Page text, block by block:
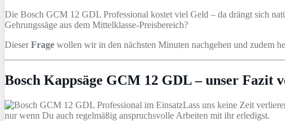
Die Bosch GCM 12 GDL Professional kostet viel Geld – da drängt sich
Gehrungssäge aus dem Mittelklasse-Preisbereich?
DieserFrage wollen wir in den nächsten Minuten nachgehen und zudem
Bosch Kappsäge GCM 12 GDL – unser Fazit
Lass uns keine Zeit
nur wenn Du auch regelmäßig anspruchsvolle Arbeiten mit ihr erledigst.